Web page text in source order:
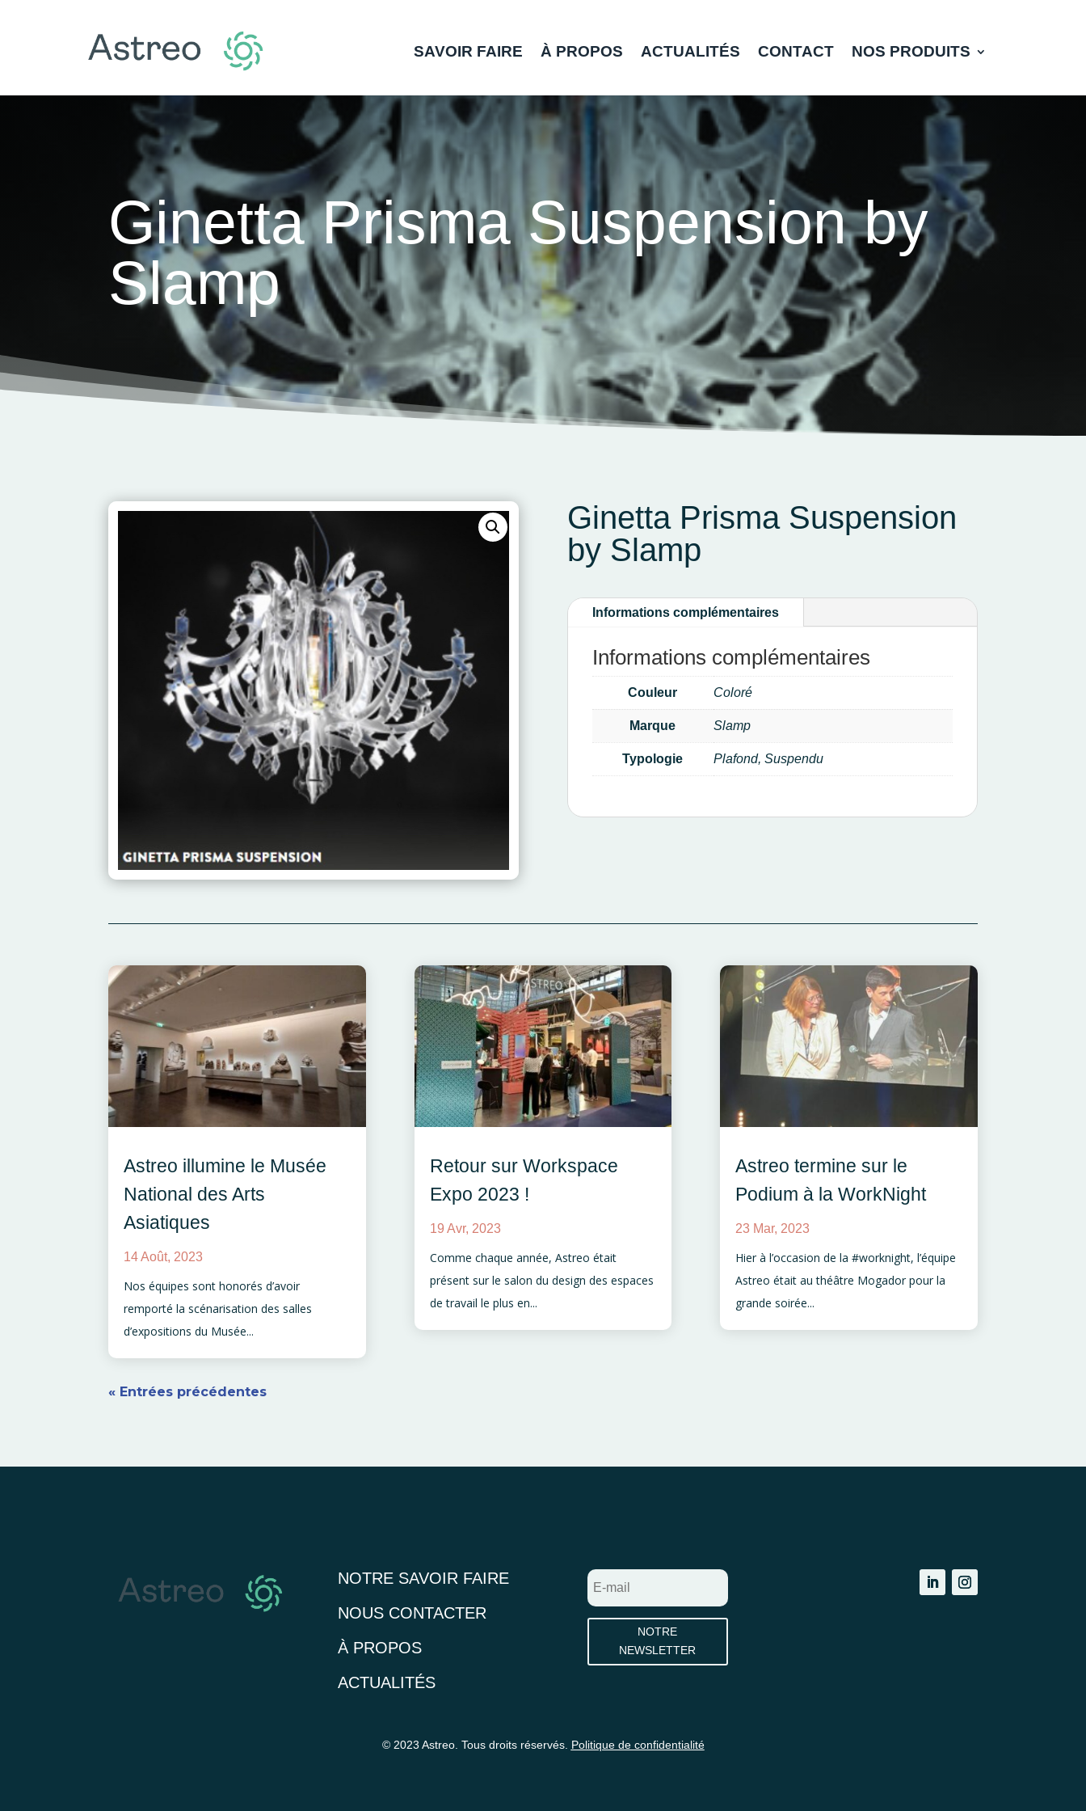
SAVOIR FAIRE À PROPOS ACTUALITÉS CONTACT NOS PRODUITS
Ginetta Prisma Suspension by
Slamp
Ginetta Prisma Suspension
by Slamp
Informations complémentaires
Informations complémentaires
Couleur Coloré
Marque Slamp
Typologie Plafond, Suspendu
Astreo illumine le Musée
National des Arts
Asiatiques
14 Août, 2023
Nos équipes sont honorés d’avoir
remporté la scénarisation des salles
d’expositions du Musée...
Retour sur Workspace
Expo 2023 !
19 Avr, 2023
Comme chaque année, Astreo était
présent sur le salon du design des espaces
de travail le plus en...
Astreo termine sur le
Podium à la WorkNight
23 Mar, 2023
Hier à l’occasion de la #worknight, l’équipe
Astreo était au théâtre Mogador pour la
grande soirée...
« Entrées précédentes
NOTRE SAVOIR FAIRE
NOUS CONTACTER
À PROPOS
ACTUALITÉS
NOTRE
NEWSLETTER
© 2023 Astreo. Tous droits réservés. Politique de confidentialité